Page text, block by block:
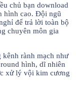
chủ bạn download
hình cao. Đội ngũ
để trả lời toàn bộ
chuyên môn gia
rành mạch như
hình, dĩ nhiên
xử lý vội kim cương